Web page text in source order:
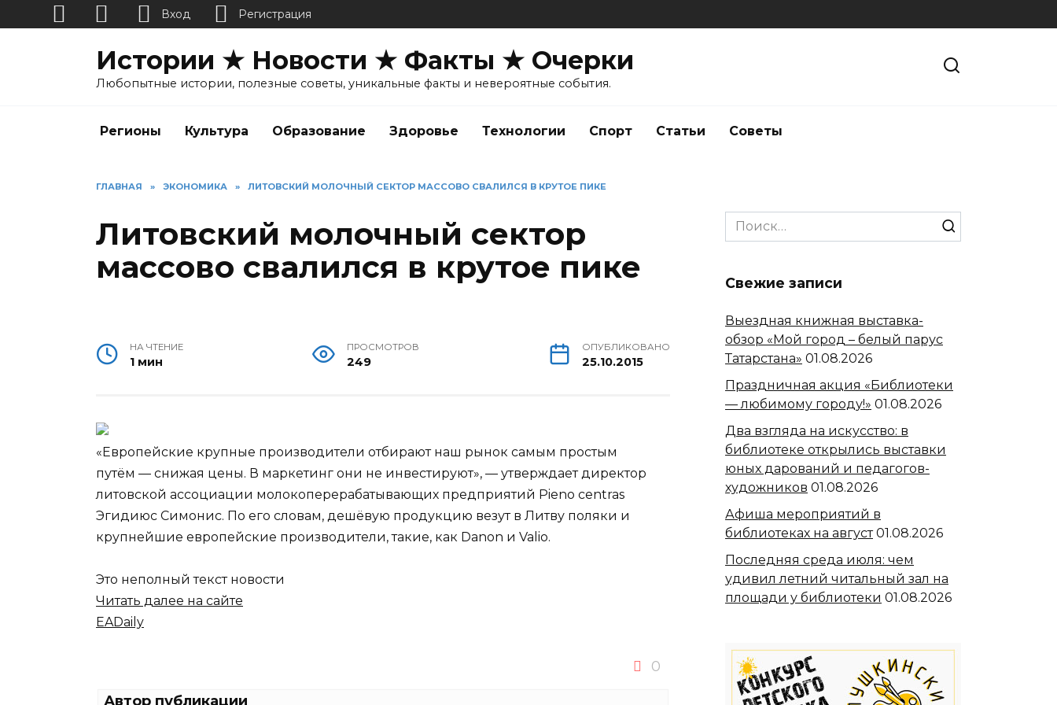
Истории ★ Новости ★ Факты ★ Очерки
Любопытные истории, полезные советы, уникальные факты и невероятные события.
Регионы Культура Образование Здоровье Технологии Спорт Статьи Советы
ГЛАВНАЯ » ЭКОНОМИКА » ЛИТОВСКИЙ МОЛОЧНЫЙ СЕКТОР МАССОВО СВАЛИЛСЯ В КРУТОЕ ПИКЕ
Литовский молочный сектор
массово свалился в крутое пике
НА ЧТЕНИЕ
1 мин
ПРОСМОТРОВ
249
ОПУБЛИКОВАНО
25.10.2015
«Европейские крупные производители отбирают наш рынок самым простым
путём — снижая цены. В маркетинг они не инвестируют», — утверждает директор
литовской ассоциации молокоперерабатывающих предприятий Pieno centras
Эгидиюс Симонис. По его словам, дешёвую продукцию везут в Литву поляки и
крупнейшие европейские производители, такие, как Danon и Valio.
Это неполный текст новости
Читать далее на сайте
EADaily
0
Автор публикации
Search
for:
Свежие записи
Выездная книжная выставка-
обзор «Мой город – белый парус
Татарстана» 01.08.2026
Праздничная акция «Библиотеки
— любимому городу!» 01.08.2026
Два взгляда на искусство: в
библиотеке открылись выставки
юных дарований и педагогов-
художников 01.08.2026
Афиша мероприятий в
библиотеках на август 01.08.2026
Последняя среда июля: чем
удивил летний читальный зал на
площади у библиотеки 01.08.2026
Вход Регистрация